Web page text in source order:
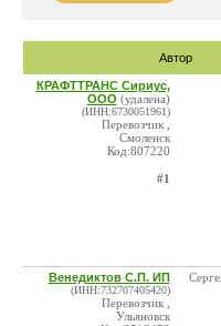
Автор
КРАФТТРАНС Сириус,
ООО (удалена)
(ИНН:6730051961)
Перевозчик ,
Смоленск
Код:807220
#1
Венедиктов С.П. ИП
(ИНН:732707405420)
Перевозчик ,
Ульяновск